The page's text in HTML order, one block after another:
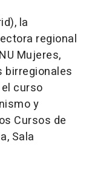
la
regional
Mujeres,
birregionales
curso
y
Cursos de
Sala